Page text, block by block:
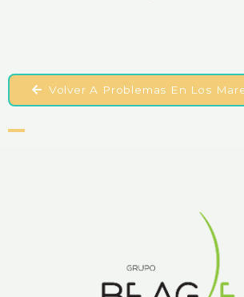
Volver A Problemas En Los